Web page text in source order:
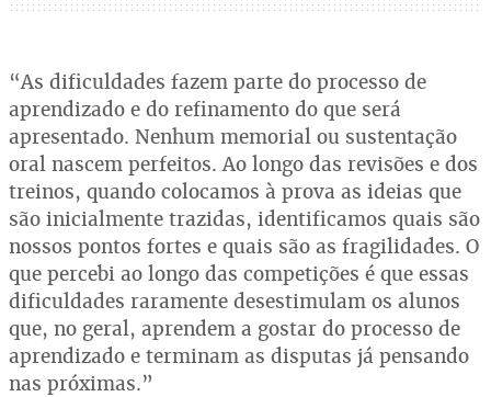
“As dificuldades fazem parte do processo de
aprendizado e do refinamento do que será
apresentado. Nenhum memorial ou sustentação
oral nascem perfeitos. Ao longo das revisões e dos
treinos, quando colocamos à prova as ideias que
são inicialmente trazidas, identificamos quais são
nossos pontos fortes e quais são as fragilidades. O
que percebi ao longo das competições é que essas
dificuldades raramente desestimulam os alunos
que, no geral, aprendem a gostar do processo de
aprendizado e terminam as disputas já pensando
nas próximas.”